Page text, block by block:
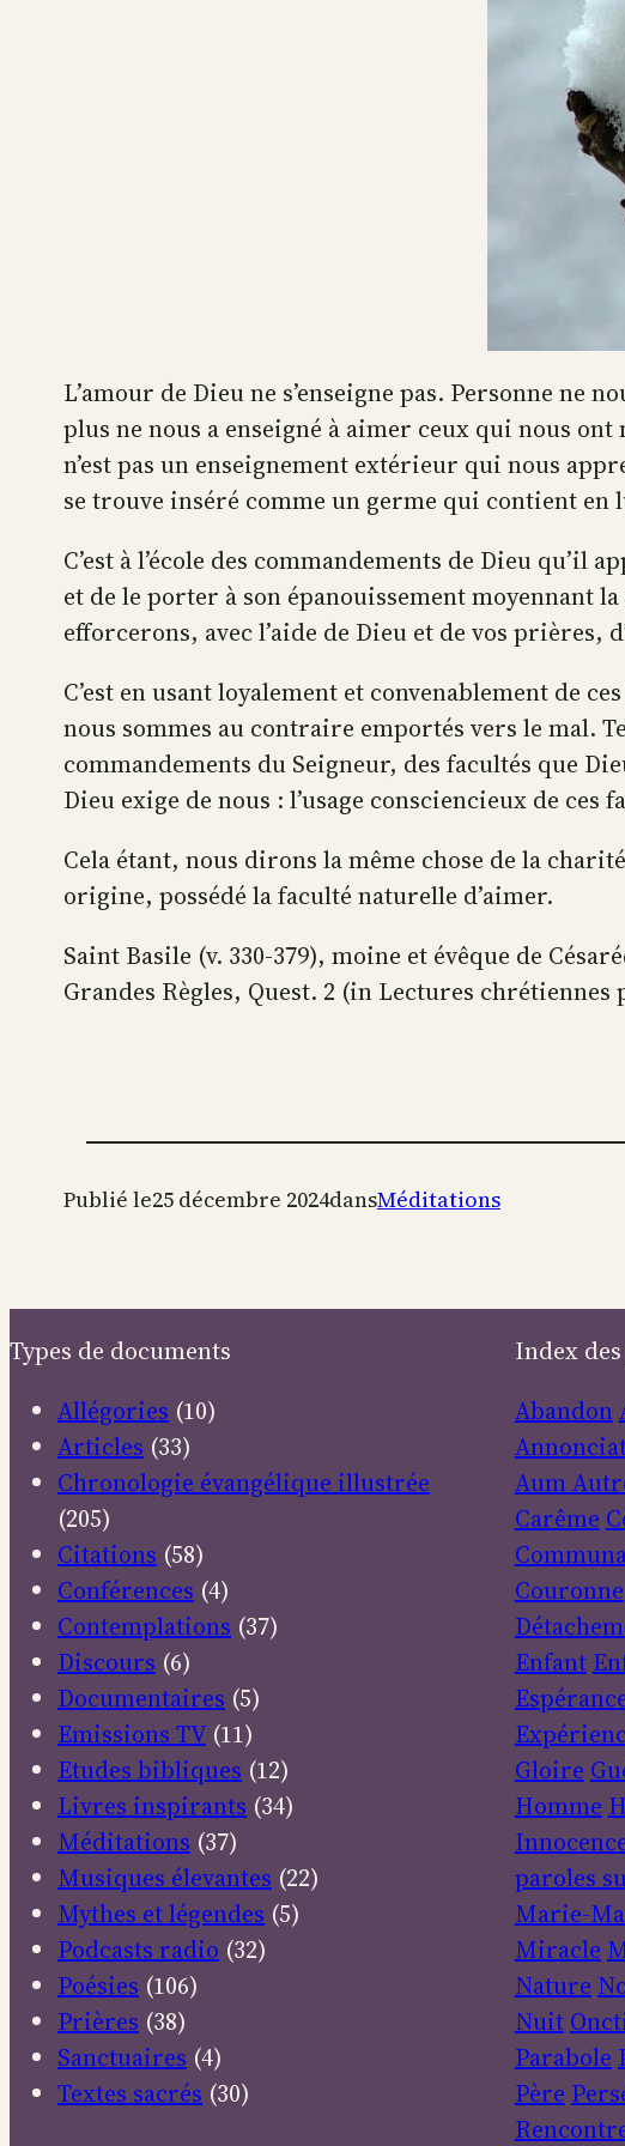
L’amour de Dieu ne s’enseigne pas. Personne
plus ne nous a enseigné à aimer ceux qui nous
n’est pas un enseignement extérieur qui nous
se trouve inséré comme un germe qui contient
C’est à l’école des commandements de Dieu
et de le porter à son épanouissement moyennant
efforcerons, avec l’aide de Dieu et de vos prières,
C’est en usant loyalement et convenablement de
nous sommes au contraire emportés vers le mal.
commandements du Seigneur, des facultés que
Dieu exige de nous : l’usage consciencieux de ces
Cela étant, nous dirons la même chose de la
origine, possédé la faculté naturelle d’aimer.
Saint Basile (v. 330-379), moine et évêque de
Grandes Règles, Quest. 2 (in Lectures
Publié le25 décembre 2024dansMéditations
Types de documents
Allégories (10)
Articles (33)
Chronologie évangélique illustrée
(205)
Citations (58)
Conférences (4)
Contemplations (37)
Discours (6)
Documentaires (5)
Emissions TV(11)
Etudes bibliques (12)
Livres inspirants (34)
Méditations (37)
Musiques élevantes (22)
Mythes et légendes (5)
Podcasts radio (32)
Poésies (106)
Prières (38)
Sanctuaires (4)
Textes sacrés (30)
Index
Abandon
Aum
Carême
Couronne
Enfant
Gloire
Homme
paroles
Marie-
Miracle
Nature
Nuit
Parabole
Père